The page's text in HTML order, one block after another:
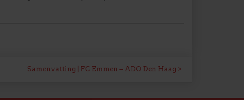
Samenvatting | FC Emmen – ADO Den Haag